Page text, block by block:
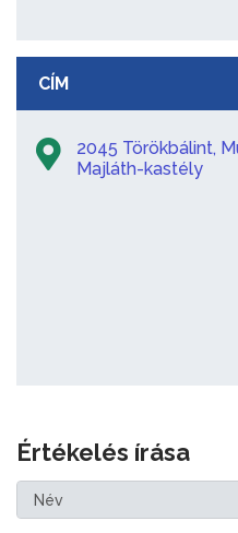
CÍM
2045 Törökbálint,
Majláth-kastély
Értékelés írása